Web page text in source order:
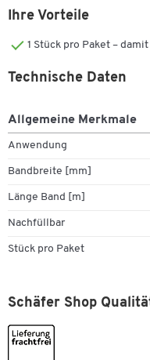
Ihre Vorteile
1 Stück pro Paket –
Technische Daten
Allgemeine Merkmale
Anwendung
Bandbreite [mm]
Länge Band [m]
Nachfüllbar
Stück pro Paket
Schäfer Shop